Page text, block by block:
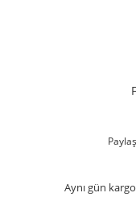
Paylaş
Aynı gün kargo